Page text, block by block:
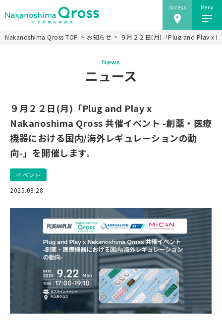
Access Menu
Nakanoshima Qrossについて
未来医療推進機構
事業紹介
ニュース
施設情報
研究会
アクセス
当ウェブサイトのご利用にあたり
JP EN
Nakanoshima Qross TOP お知らせ ９月２２日(月)「Plug and Play x
News
ニュース
９月２２日(月)「Plug and Play x
Nakanoshima Qross 共催イベント -創薬・医療
機器における国内/海外レギュレーションの動
向-」を開催します。
イベント
2025.08.28